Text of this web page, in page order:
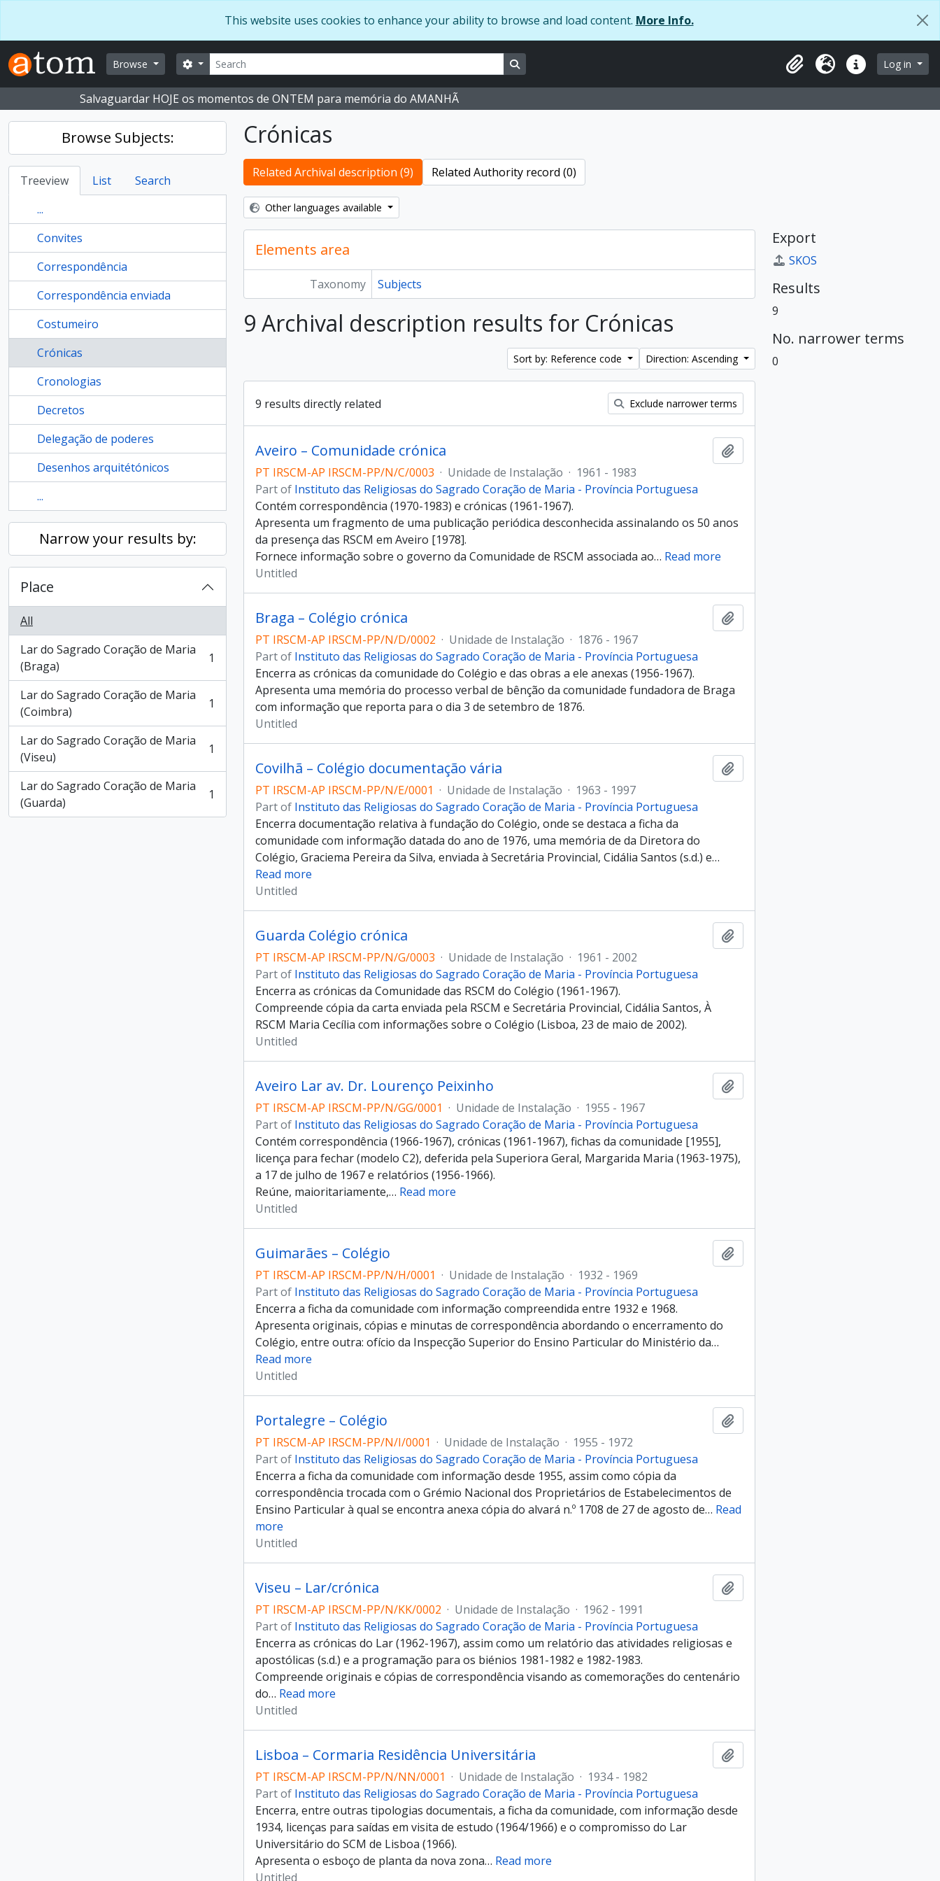
This website uses cookies to enhance your ability to browse and load content. More Info.
Browse Search
Search options
ClipboardLanguageQuick linksLog in
Salvaguardar HOJE os momentos de ONTEM para memória do AMANHÃ
Browse Subjects:
Treeview List
Search
...
Convites
Correspondência
Correspondência enviada
Costumeiro
Crónicas
Cronologias
Decretos
Delegação de poderes
Desenhos arquitétónicos
...
Narrow your results by:
Place
All
Lar do Sagrado Coração de Maria
(Braga)
, 1 results 1
Lar do Sagrado Coração de Maria
(Coimbra)
, 1 results 1
Lar do Sagrado Coração de Maria
(Viseu)
, 1 results 1
Lar do Sagrado Coração de Maria
(Guarda)
, 1 results 1
Crónicas
Related Archival description (9) Related Authority record (0)
Other languages available
Elements area
Taxonomy Subjects
9 Archival description results for Crónicas
Sort by: Reference code Direction: Ascending
9 results directly related Exclude narrower terms
Aveiro – Comunidade crónica
PT IRSCM-AP IRSCM-PP/N/C/0003 · Unidade de Instalação · 1961 - 1983
Part of Instituto das Religiosas do Sagrado Coração de Maria - Província Portuguesa
Contém correspondência (1970-1983) e crónicas (1961-1967).
Apresenta um fragmento de uma publicação periódica desconhecida assinalando os 50 anos
da presença das RSCM em Aveiro [1978].
Fornece informação sobre o governo da Comunidade de RSCM associada ao… Read more
Untitled
Braga – Colégio crónica
PT IRSCM-AP IRSCM-PP/N/D/0002 · Unidade de Instalação · 1876 - 1967
Part of Instituto das Religiosas do Sagrado Coração de Maria - Província Portuguesa
Encerra as crónicas da comunidade do Colégio e das obras a ele anexas (1956-1967).
Apresenta uma memória do processo verbal de bênção da comunidade fundadora de Braga
com informação que reporta para o dia 3 de setembro de 1876.
Untitled
Covilhã – Colégio documentação vária
PT IRSCM-AP IRSCM-PP/N/E/0001 · Unidade de Instalação · 1963 - 1997
Part of Instituto das Religiosas do Sagrado Coração de Maria - Província Portuguesa
Encerra documentação relativa à fundação do Colégio, onde se destaca a ficha da
comunidade com informação datada do ano de 1976, uma memória de da Diretora do
Colégio, Graciema Pereira da Silva, enviada à Secretária Provincial, Cidália Santos (s.d.) e…
Read more
Untitled
Guarda Colégio crónica
PT IRSCM-AP IRSCM-PP/N/G/0003 · Unidade de Instalação · 1961 - 2002
Part of Instituto das Religiosas do Sagrado Coração de Maria - Província Portuguesa
Encerra as crónicas da Comunidade das RSCM do Colégio (1961-1967).
Compreende cópia da carta enviada pela RSCM e Secretária Provincial, Cidália Santos, À
RSCM Maria Cecília com informações sobre o Colégio (Lisboa, 23 de maio de 2002).
Untitled
Aveiro Lar av. Dr. Lourenço Peixinho
PT IRSCM-AP IRSCM-PP/N/GG/0001 · Unidade de Instalação · 1955 - 1967
Part of Instituto das Religiosas do Sagrado Coração de Maria - Província Portuguesa
Contém correspondência (1966-1967), crónicas (1961-1967), fichas da comunidade [1955],
licença para fechar (modelo C2), deferida pela Superiora Geral, Margarida Maria (1963-1975),
a 17 de julho de 1967 e relatórios (1956-1966).
Reúne, maioritariamente,… Read more
Untitled
Guimarães – Colégio
PT IRSCM-AP IRSCM-PP/N/H/0001 · Unidade de Instalação · 1932 - 1969
Part of Instituto das Religiosas do Sagrado Coração de Maria - Província Portuguesa
Encerra a ficha da comunidade com informação compreendida entre 1932 e 1968.
Apresenta originais, cópias e minutas de correspondência abordando o encerramento do
Colégio, entre outra: ofício da Inspecção Superior do Ensino Particular do Ministério da…
Read more
Untitled
Portalegre – Colégio
PT IRSCM-AP IRSCM-PP/N/I/0001 · Unidade de Instalação · 1955 - 1972
Part of Instituto das Religiosas do Sagrado Coração de Maria - Província Portuguesa
Encerra a ficha da comunidade com informação desde 1955, assim como cópia da
correspondência trocada com o Grémio Nacional dos Proprietários de Estabelecimentos de
Ensino Particular à qual se encontra anexa cópia do alvará n.º 1708 de 27 de agosto de… Read
more
Untitled
Viseu – Lar/crónica
PT IRSCM-AP IRSCM-PP/N/KK/0002 · Unidade de Instalação · 1962 - 1991
Part of Instituto das Religiosas do Sagrado Coração de Maria - Província Portuguesa
Encerra as crónicas do Lar (1962-1967), assim como um relatório das atividades religiosas e
apostólicas (s.d.) e a programação para os biénios 1981-1982 e 1982-1983.
Compreende originais e cópias de correspondência visando as comemorações do centenário
do… Read more
Untitled
Lisboa – Cormaria Residência Universitária
PT IRSCM-AP IRSCM-PP/N/NN/0001 · Unidade de Instalação · 1934 - 1982
Part of Instituto das Religiosas do Sagrado Coração de Maria - Província Portuguesa
Encerra, entre outras tipologias documentais, a ficha da comunidade, com informação desde
1934, licenças para saídas em visita de estudo (1964/1966) e o compromisso do Lar
Universitário do SCM de Lisboa (1966).
Apresenta o esboço de planta da nova zona… Read more
Untitled
Export
SKOS
Results
9
No. narrower terms
0